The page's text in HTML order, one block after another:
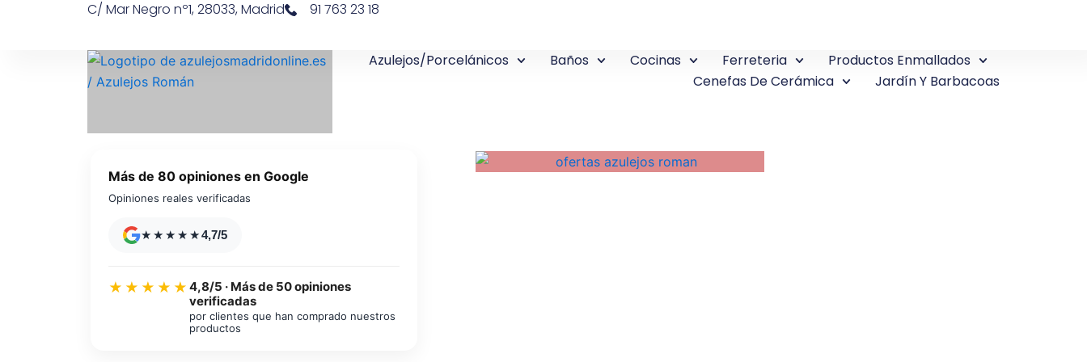
C/ Mar Negro nº1, 28033, Madrid 91 763 23 18
Azulejos/Porcelánicos Baños Cocinas Ferreteria
Productos Enmallados
Cenefas De Cerámica
Jardín Y Barbacoas
Más de 80 opiniones en Google
Opiniones reales verificadas
★★★★★4,7/5
★★★★★ 4,8/5 · Más de 50 opiniones
verificadas
por clientes que han comprado nuestros
productos
Azulejos diseño floral